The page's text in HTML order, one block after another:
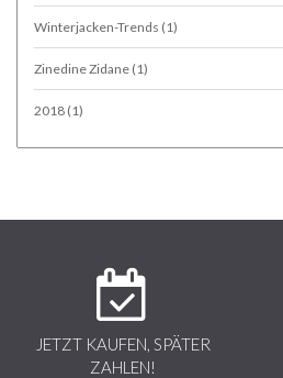
Winterjacken-Trends (1)
Zinedine Zidane (1)
2018 (1)
JETZT KAUFEN, SPÄTER
ZAHLEN!